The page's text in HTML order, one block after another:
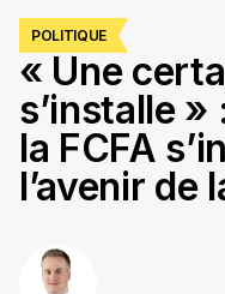
POLITIQUE
« Une
s’installe »
la FCFA
l’avenir de